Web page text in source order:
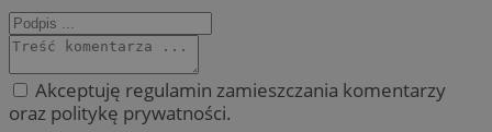
Akceptuję regulamin zamieszczania komentarzy
oraz politykę prywatności.